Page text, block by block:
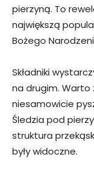
pierzyną. To
największą
Bożego
Składniki
na drugim. Warto
niesamowicie
Śledzia pod
struktura
były widoczne.